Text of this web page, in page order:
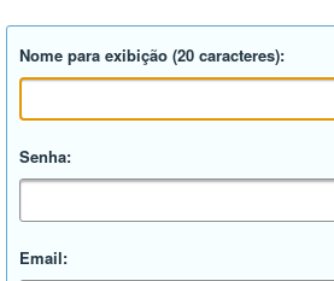
Nome para exibição (20 caracteres):
Senha:
Email: